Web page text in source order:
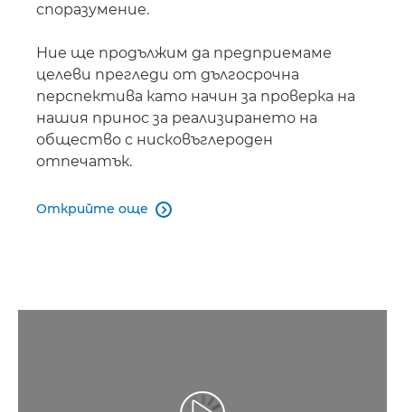
споразумение.
Ние ще продължим да предприемаме
целеви прегледи от дългосрочна
перспектива като начин за проверка на
нашия принос за реализирането на
общество с нисковъглероден
отпечатък.
Открийте още 